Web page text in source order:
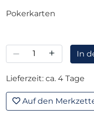
Pokerkarten
– + In
Lieferzeit: ca. 4 Tage
Auf den